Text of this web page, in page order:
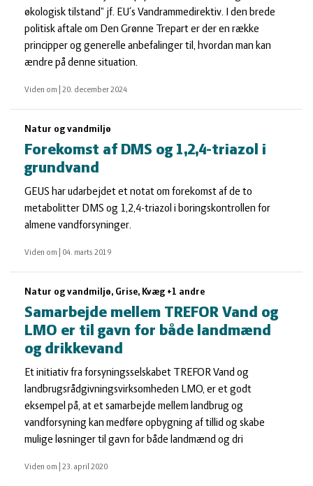
økologisk tilstand” jf. EU´s Vandrammedirektiv. I den brede
politisk aftale om Den Grønne Trepart er der en række
principper og generelle anbefalinger til, hvordan man kan
ændre på denne situation.
Viden om 20. december 2024
Natur og vandmiljø
Forekomst af DMS og 1,2,4-triazol i
grundvand
GEUS har udarbejdet et notat om forekomst af de to
metabolitter DMS og 1,2,4-triazol i boringskontrollen for
almene vandforsyninger.
Viden om 04. marts 2019
Natur og vandmiljø, Grise, Kvæg +1 andre
Samarbejde mellem TREFOR Vand og
LMO er til gavn for både landmænd
og drikkevand
Et initiativ fra forsyningsselskabet TREFOR Vand og
landbrugsrådgivningsvirksomheden LMO, er et godt
eksempel på, at et samarbejde mellem landbrug og
vandforsyning kan medføre opbygning af tillid og skabe
mulige løsninger til gavn for både landmænd og dri
Viden om 23. april 2020